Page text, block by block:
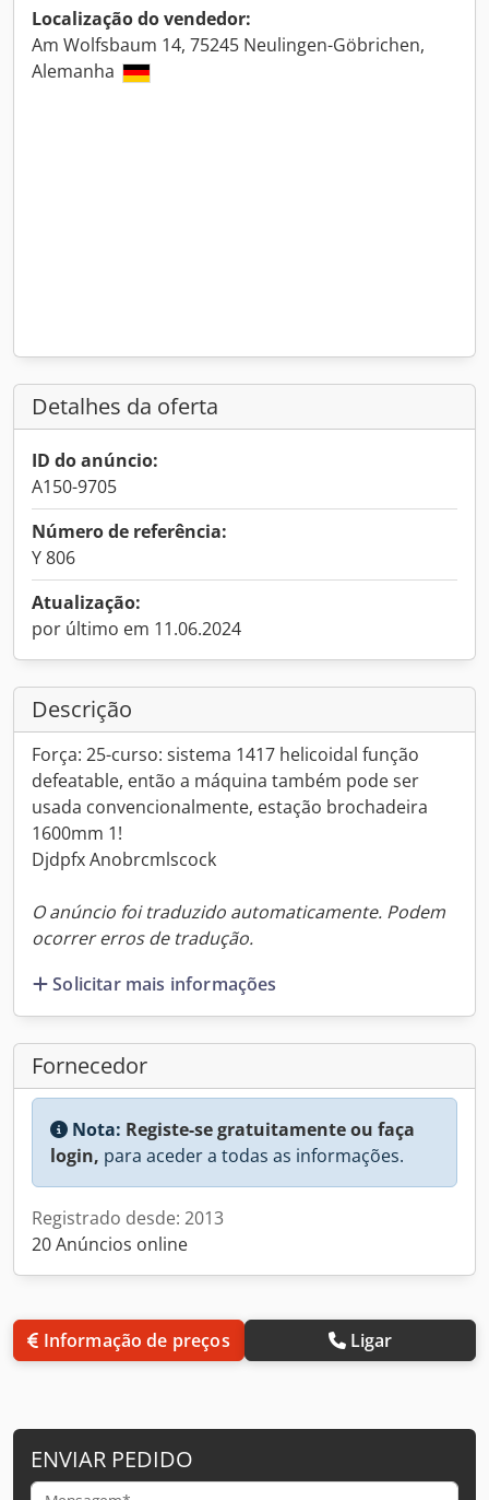
Localização do vendedor:
Am Wolfsbaum 14, 75245 Neulingen-Göbrichen,
Alemanha
Detalhes da oferta
ID do anúncio:
A150-9705
Número de referência:
Y 806
Atualização:
por último em 11.06.2024
Descrição
Força: 25-curso: sistema 1417 helicoidal função
defeatable, então a máquina também pode ser
usada convencionalmente, estação brochadeira
1600mm 1!
Djdpfx Anobrcmlscock
O anúncio foi traduzido automaticamente. Podem
ocorrer erros de tradução.
Solicitar mais informações
Fornecedor
Nota: Registe-se gratuitamente ou faça
login, para aceder a todas as informações.
Registrado desde: 2013
20 Anúncios online
Informação de preços Ligar
ENVIAR PEDIDO